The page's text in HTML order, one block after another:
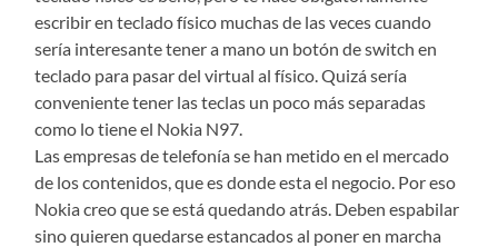
escribir en teclado físico muchas de las veces cuando
sería interesante tener a mano un botón de switch en
teclado para pasar del virtual al físico. Quizá sería
conveniente tener las teclas un poco más separadas
como lo tiene el Nokia N97.
Las empresas de telefonía se han metido en el mercado
de los contenidos, que es donde esta el negocio. Por eso
Nokia creo que se está quedando atrás. Deben espabilar
sino quieren quedarse estancados al poner en marcha